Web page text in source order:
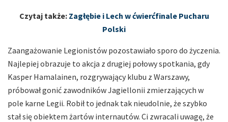
Czytaj także: Zagłębie i Lech w ćwierćfinale Pucharu
Polski
Zaangażowanie Legionistów pozostawiało sporo do życzenia.
Najlepiej obrazuje to akcja z drugiej połowy spotkania, gdy
Kasper Hamalainen, rozgrywający klubu z Warszawy,
próbował gonić zawodników Jagiellonii zmierzających w
pole karne Legii. Robił to jednak tak nieudolnie, że szybko
stał się obiektem żartów internautów. Ci zwracali uwagę, że